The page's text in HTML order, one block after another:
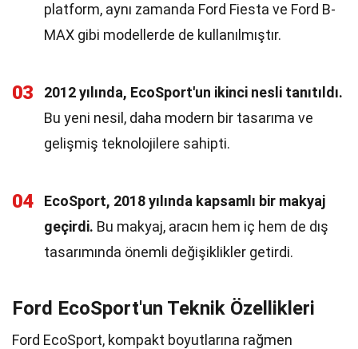
platform, aynı zamanda Ford Fiesta ve Ford B-
MAX gibi modellerde de kullanılmıştır.
03
2012 yılında, EcoSport'un ikinci nesli tanıtıldı.
Bu yeni nesil, daha modern bir tasarıma ve
gelişmiş teknolojilere sahipti.
04
EcoSport, 2018 yılında kapsamlı bir makyaj
geçirdi. Bu makyaj, aracın hem iç hem de dış
tasarımında önemli değişiklikler getirdi.
Ford EcoSport'un Teknik Özellikleri
Ford EcoSport, kompakt boyutlarına rağmen